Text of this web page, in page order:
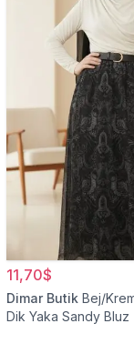
11,70$
Dimar Butik Bej/
Dik Yaka Sandy Bluz